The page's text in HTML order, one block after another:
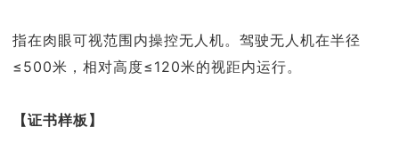
指在肉眼可视范围内操控无人机。驾驶无人机在半径
≤500米，相对高度≤120米的视距内运行。
【证书样板】